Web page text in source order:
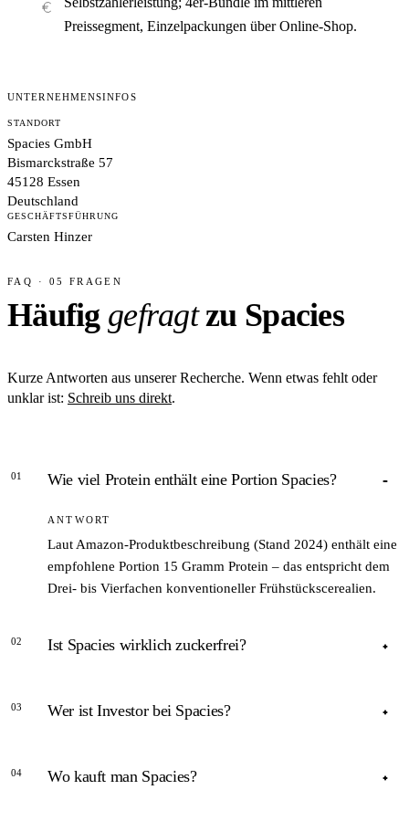
Preissegment, Einzelpackungen über Online-Shop.
UNTERNEHMENSINFOS
STANDORT
Spacies GmbH
Bismarckstraße 57
45128 Essen
Deutschland
GESCHÄFTSFÜHRUNG
Carsten Hinzer
FAQ · 05 FRAGEN
Häufig gefragtzu Spacies
Kurze Antworten aus unserer Recherche. Wenn etwas fehlt oder
unklar ist: Schreib uns direkt.
01 Wie viel Protein enthält eine Portion Spacies?
ANTWORT
Laut Amazon-Produktbeschreibung (Stand 2024) enthält eine
empfohlene Portion 15 Gramm Protein – das entspricht dem
Drei- bis Vierfachen konventioneller Frühstückscerealien.
02 Ist Spacies wirklich zuckerfrei?
Spacies enthalten keinen zugesetzten Industriezucker;
handelt.
03 Wer ist Investor bei Spacies?
Rapper Cro stieg laut brutkasten.com (2023) als Investor und
04 Wo kauft man Spacies?